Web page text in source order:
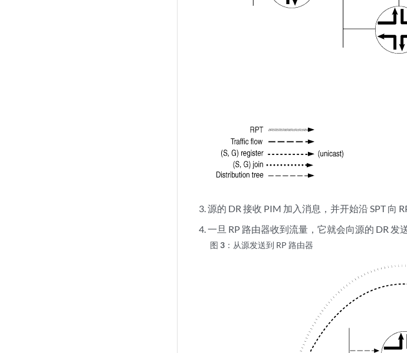
源的 DR 接收 PIM 加入消息，并开始沿 SPT 向
一旦 RP 路由器收到流量，它就会向源的 DR 发
图 3： 从源发送到 RP 路由器